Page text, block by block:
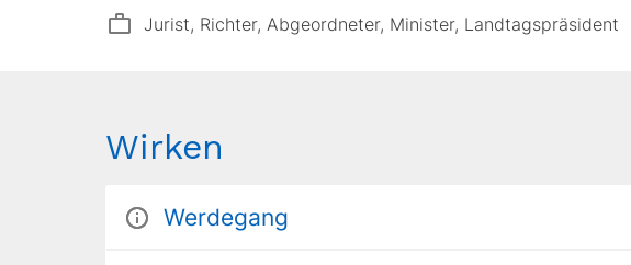
Jurist, Richter, Abgeordneter, Minister, Landtagspräsident
Wirken
Werdegang